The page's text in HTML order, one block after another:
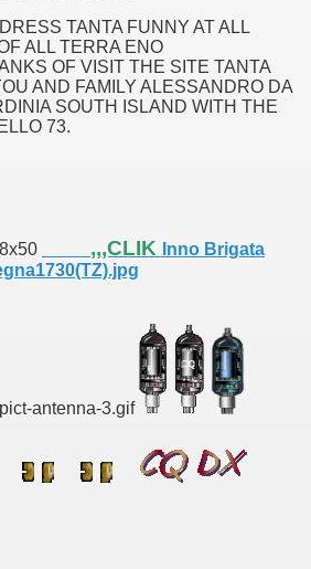
TANTA FUNNY AT ALL
ALL TERRA ENO
OF VISIT THE SITE TANTA
AND FAMILY ALESSANDRO DA
SOUTH ISLAND WITH THE
73.
,,,CLIK
Inno Brigata
Crystal Season